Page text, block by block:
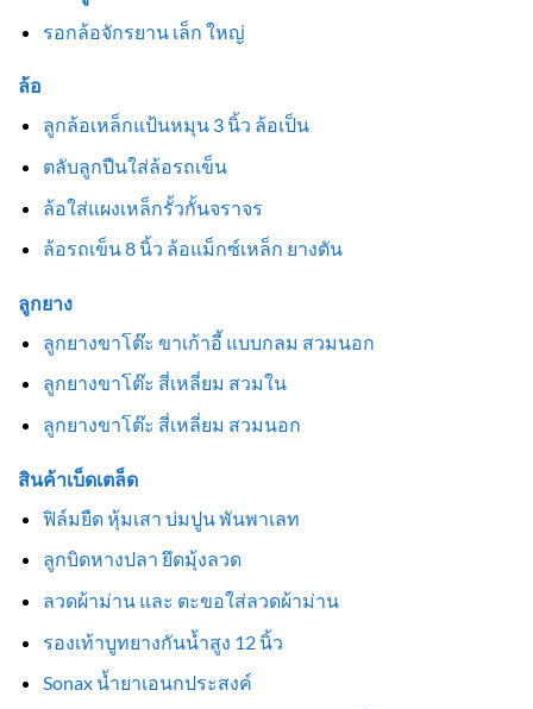
รอกล้อจักรยาน เล็ก ใหญ่
ล้อ
ลูกล้อเหล็กแป้นหมุน 3 นิ้ว ล้อเป็น
ตลับลูกปืนใส่ล้อรถเข็น
ล้อใส่แผงเหล็กรั้วกั้นจราจร
ล้อรถเข็น 8 นิ้ว ล้อแม็กซ์เหล็ก ยางตัน
ลูกยาง
ลูกยางขาโต๊ะ ขาเก้าอี้ แบบกลม สวมนอก
ลูกยางขาโต๊ะ สี่เหลี่ยม สวมใน
ลูกยางขาโต๊ะ สี่เหลี่ยม สวมนอก
สินค้าเบ็ดเตล็ด
ฟิล์มยืด หุ้มเสา บ่มปูน พันพาเลท
ลูกบิดหางปลา ยึดมุ้งลวด
ลวดผ้าม่าน และ ตะขอใส่ลวดผ้าม่าน
รองเท้าบูทยางกันน้ำสูง 12 นิ้ว
Sonax น้ำยาเอนกประสงค์